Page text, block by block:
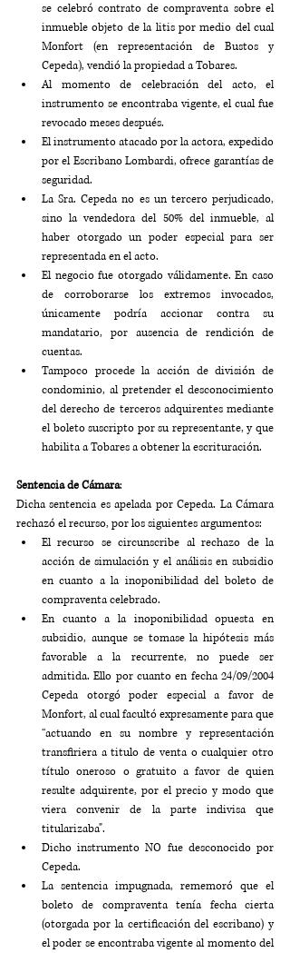
se celebró contrato de compraventa sobre el
inmueble objeto de la litis por medio del cual
Monfort (en representación de Bustos y
Cepeda), vendió la propiedad a Tobares.
Al momento de celebración del acto, el
instrumento se encontraba vigente, el cual fue
revocado meses después.
El instrumento atacado por la actora, expedido
por el Escribano Lombardi, ofrece garantías de
seguridad.
La Sra. Cepeda no es un tercero perjudicado,
sino la vendedora del 50% del inmueble, al
haber otorgado un poder especial para ser
representada en el acto.
El negocio fue otorgado válidamente. En caso
de corroborarse los extremos invocados,
únicamente podría accionar contra su
mandatario, por ausencia de rendición de
cuentas.
Tampoco procede la acción de división de
condominio, al pretender el desconocimiento
del derecho de terceros adquirentes mediante
el boleto suscripto por su representante, y que
habilita a Tobares a obtener la escrituración.
Sentencia de Cámara:
Dicha sentencia es apelada por Cepeda. La Cámara
rechazó el recurso, por los siguientes argumentos:
El recurso se circunscribe al rechazo de la
acción de simulación y el análisis en subsidio
en cuanto a la inoponibilidad del boleto de
compraventa celebrado.
En cuanto a la inoponibilidad opuesta en
subsidio, aunque se tomase la hipótesis más
favorable a la recurrente, no puede ser
admitida. Ello por cuanto en fecha 24/09/2004
Cepeda otorgó poder especial a favor de
Monfort, al cual facultó expresamente para que
“actuando en su nombre y representación
transfiriera a titulo de venta o cualquier otro
título oneroso o gratuito a favor de quien
resulte adquirente, por el precio y modo que
viera convenir de la parte indivisa que
titularizaba".
Dicho instrumento NO fue desconocido por
Cepeda.
La sentencia impugnada, rememoró que el
boleto de compraventa tenía fecha cierta
(otorgada por la certificación del escribano) y
el poder se encontraba vigente al momento del